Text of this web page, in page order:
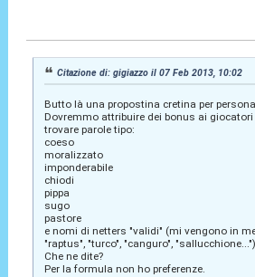
Citazione di: gigiazzo il 07 Feb 2013, 10:02
Butto là una propostina cretina per
Dovremmo attribuire dei bonus ai
trovare parole tipo:
coeso
moralizzato
imponderabile
chiodi
pippa
sugo
pastore
e nomi di netters "validi" (mi vengono in
"raptus", "turco", "canguro",
Che ne dite?
Per la formula non ho preferenze.